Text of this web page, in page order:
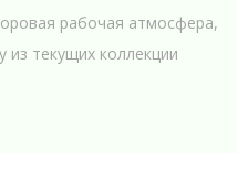
рабочая атмосфера,
текущих коллекции